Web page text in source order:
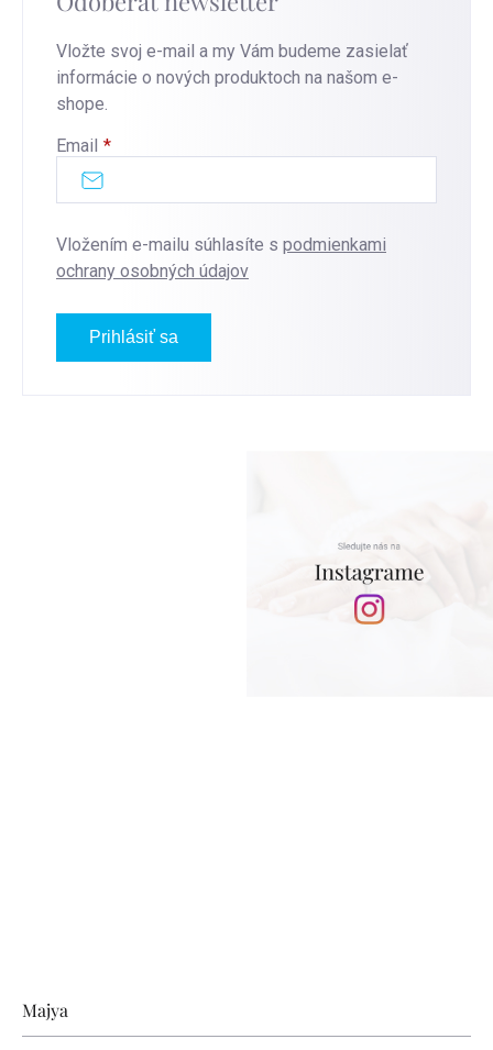
Vložte svoj e-mail a my Vám budeme zasielať
informácie o nových produktoch na našom e-
shope.
Email
Vložením e-mailu súhlasíte s podmienkami
ochrany osobných údajov
Prihlásiť sa
Zápätie
Majya